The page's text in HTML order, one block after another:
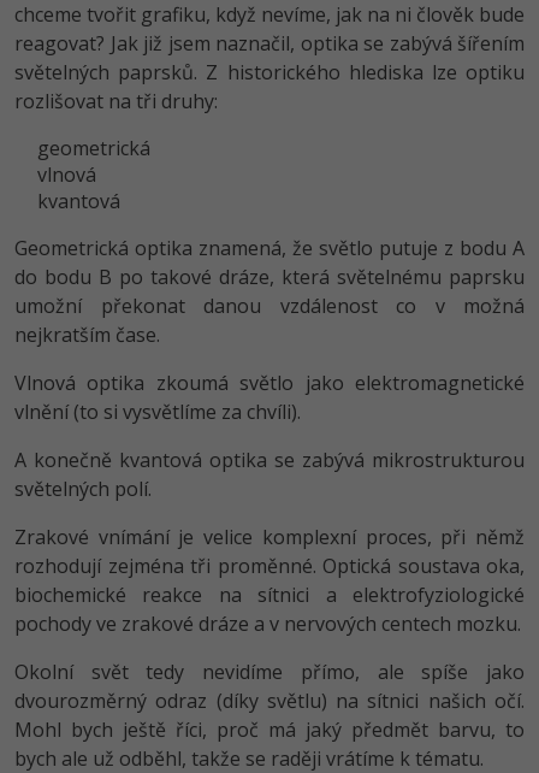
SEO specialista
Pro děti
Více
Fórum
Linux
Sítě
Kybernetická bezpečnost
Fórum
Příběhy absolventů
Blog
Pro firmy
chceme tvořit grafiku, když nevíme, jak na ni člověk bude
reagovat? Jak již jsem naznačil, optika se zabývá šířením
světelných paprsků. Z historického hlediska lze optiku
rozlišovat na tři druhy:
geometrická
vlnová
kvantová
Geometrická optika znamená, že světlo putuje z bodu A
do bodu B po takové dráze, která světelnému paprsku
umožní překonat danou vzdálenost co v možná
nejkratším čase.
Vlnová optika zkoumá světlo jako elektromagnetické
vlnění (to si vysvětlíme za chvíli).
A konečně kvantová optika se zabývá mikrostrukturou
světelných polí.
Zrakové vnímání je velice komplexní proces, při němž
rozhodují zejména tři proměnné. Optická soustava oka,
biochemické reakce na sítnici a elektrofyziologické
pochody ve zrakové dráze a v nervových centech mozku.
Okolní svět tedy nevidíme přímo, ale spíše jako
dvourozměrný odraz (díky světlu) na sítnici našich očí.
Mohl bych ještě říci, proč má jaký předmět barvu, to
bych ale už odběhl, takže se raději vrátíme k tématu.